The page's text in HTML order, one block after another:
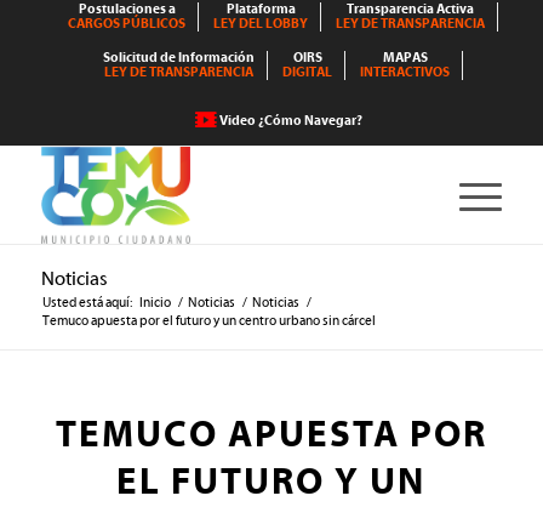
Postulaciones a
CARGOS PÚBLICOS
Plataforma
LEY DEL LOBBY
Transparencia Activa
LEY DE TRANSPARENCIA
Solicitud de Información
LEY DE TRANSPARENCIA
OIRS
DIGITAL
MAPAS
INTERACTIVOS
Video ¿Cómo Navegar?
Noticias
Usted está aquí: Inicio / Noticias / Noticias /
Temuco apuesta por el futuro y un centro urbano sin cárcel
TEMUCO APUESTA POR
EL FUTURO Y UN